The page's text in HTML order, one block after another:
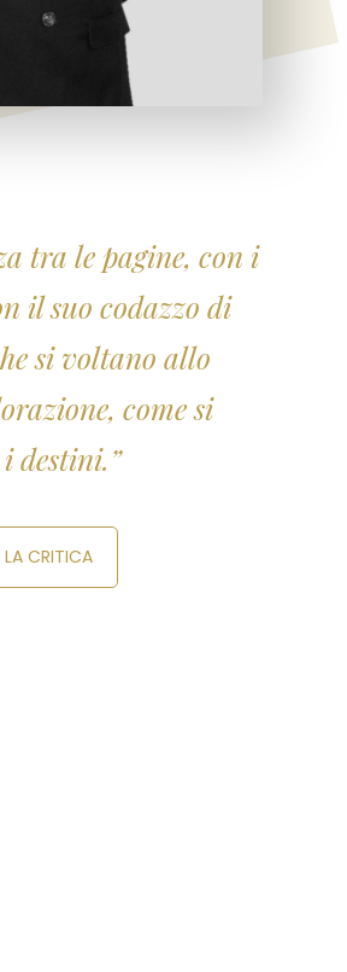
tra le pagine, con i
il suo codazzo di
si voltano allo
come si
destini.”
CRITICA